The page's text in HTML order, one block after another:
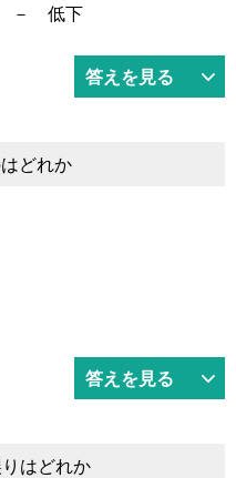
－ 低下
答えを見る
どれか
答えを見る
はどれか